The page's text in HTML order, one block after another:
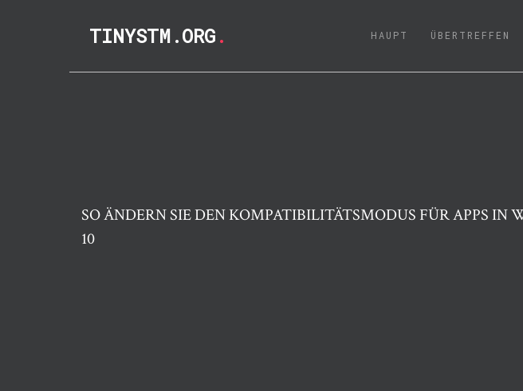
TINYSTM.ORG. HAUPT (CURRENT)
ÜBERTREFFEN
SO ÄNDERN SIE DEN KOMPATIBILITÄTSMODUS FÜR APPS IN
10